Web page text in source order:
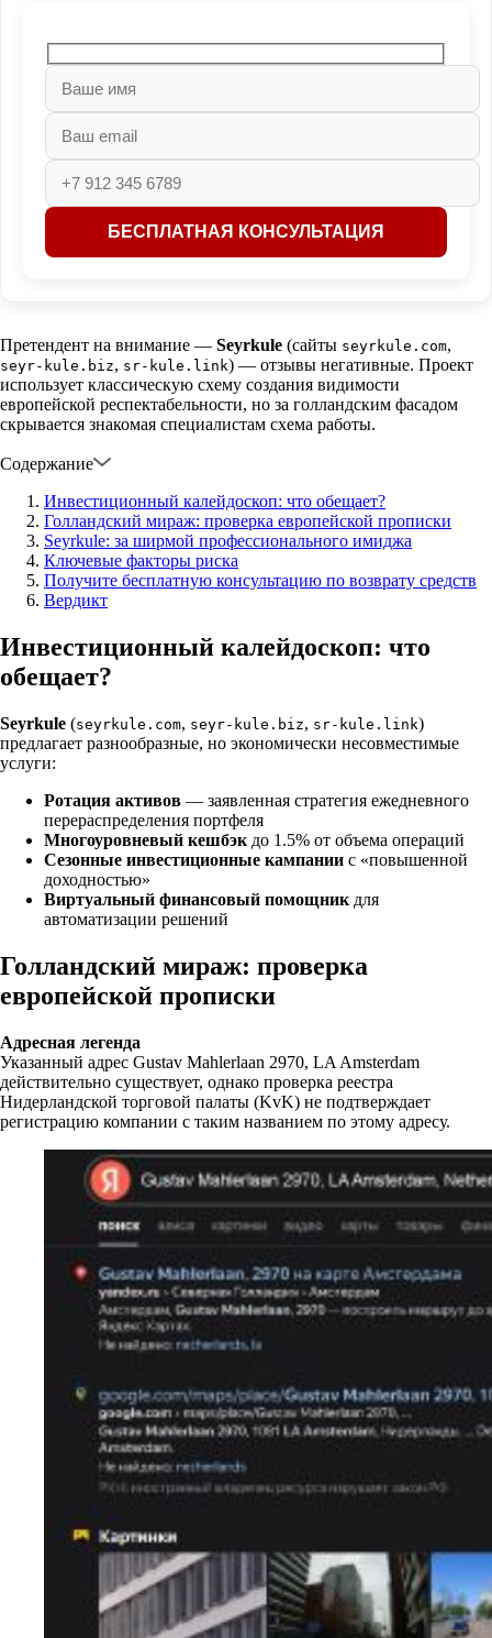
Претендент на внимание — Seyrkule (сайты seyrkule.com,
seyr-kule.biz, sr-kule.link) — отзывы негативные. Проект
использует классическую схему создания видимости
европейской респектабельности, но за голландским фасадом
скрывается знакомая специалистам схема работы.
Содержание
Инвестиционный калейдоскоп: что обещает?
Голландский мираж: проверка европейской прописки
Seyrkule: за ширмой профессионального имиджа
Ключевые факторы риска
Получите бесплатную консультацию по возврату средств
Вердикт
Инвестиционный калейдоскоп: что
обещает?
Seyrkule (seyrkule.com, seyr-kule.biz, sr-kule.link)
предлагает разнообразные, но экономически несовместимые
услуги:
Ротация активов — заявленная стратегия ежедневного
перераспределения портфеля
Многоуровневый кешбэк до 1.5% от объема операций
Сезонные инвестиционные кампании с «повышенной
доходностью»
Виртуальный финансовый помощник для
автоматизации решений
Голландский мираж: проверка
европейской прописки
Адресная легенда
Указанный адрес Gustav Mahlerlaan 2970, LA Amsterdam
действительно существует, однако проверка реестра
Нидерландской торговой палаты (KvK) не подтверждает
регистрацию компании с таким названием по этому адресу.